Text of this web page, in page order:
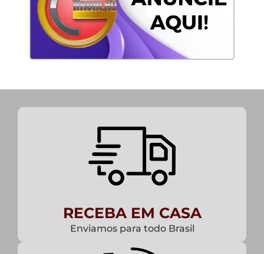
RECEBA EM CASA
Enviamos para todo Brasil